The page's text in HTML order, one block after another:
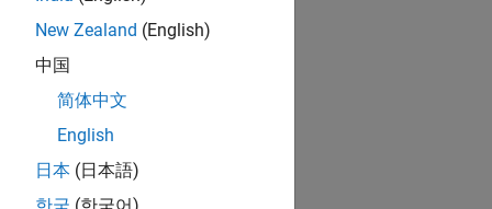
New Zealand (English)
中国
简体中文
English
日本 (日本語)